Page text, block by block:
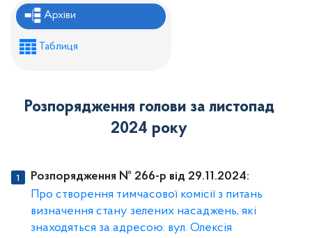
Рішення районної ради
Рішення виконавчого комітету
Розпорядження районного голови
Проекти рішень районної ради
Проєкти рішень виконавчого комітету
Архіви
Таблиця
Розпорядження голови за листопад
2024 року
Розпорядження № 266-р від 29.11.2024:
Про створення тимчасової комісії з питань
визначення стану зелених насаджень, які
знаходяться за адресою: вул. Олексія